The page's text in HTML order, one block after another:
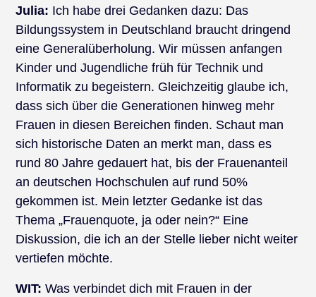
Julia: Ich habe drei Gedanken dazu: Das
Bildungssystem in Deutschland braucht dringend
eine Generalüberholung. Wir müssen anfangen
Kinder und Jugendliche früh für Technik und
Informatik zu begeistern. Gleichzeitig glaube ich,
dass sich über die Generationen hinweg mehr
Frauen in diesen Bereichen finden. Schaut man
sich historische Daten an merkt man, dass es
rund 80 Jahre gedauert hat, bis der Frauenanteil
an deutschen Hochschulen auf rund 50%
gekommen ist. Mein letzter Gedanke ist das
Thema „Frauenquote, ja oder nein?“ Eine
Diskussion, die ich an der Stelle lieber nicht weiter
vertiefen möchte.
WIT: Was verbindet dich mit Frauen in der